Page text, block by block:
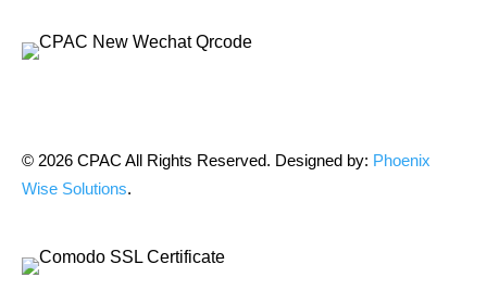
© 2026 CPAC All Rights Reserved. Designed by: Phoenix
Wise Solutions.